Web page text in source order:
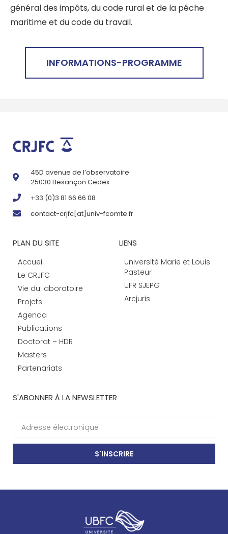
général des impôts, du code rural et de la pêche
maritime et du code du travail.
INFORMATIONS-PROGRAMME
45D avenue de l’observatoire
25030 Besançon Cedex
+33 (0)3 81 66 66 08
contact-crjfc[at]univ-fcomte.fr
PLAN DU SITE
Accueil
Le CRJFC
Vie du laboratoire
Projets
Agenda
Publications
Doctorat – HDR
Masters
Partenariats
LIENS
Université Marie et Louis
Pasteur
UFR SJEPG
Arcjuris
S'ABONNER À LA NEWSLETTER
S'INSCRIRE